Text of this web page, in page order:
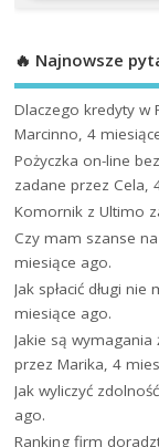
🔥 Najnowsze
Dlaczego kredyty w
Marcinno, 4
Pożyczka on-line
zadane przez Cela,
Komornik z Ultimo
Czy mam szanse
miesiące ago.
Jak spłacić długi
miesiące ago.
Jakie są wymagania
przez Marika, 4
Jak wyliczyć
ago.
Ranking firm